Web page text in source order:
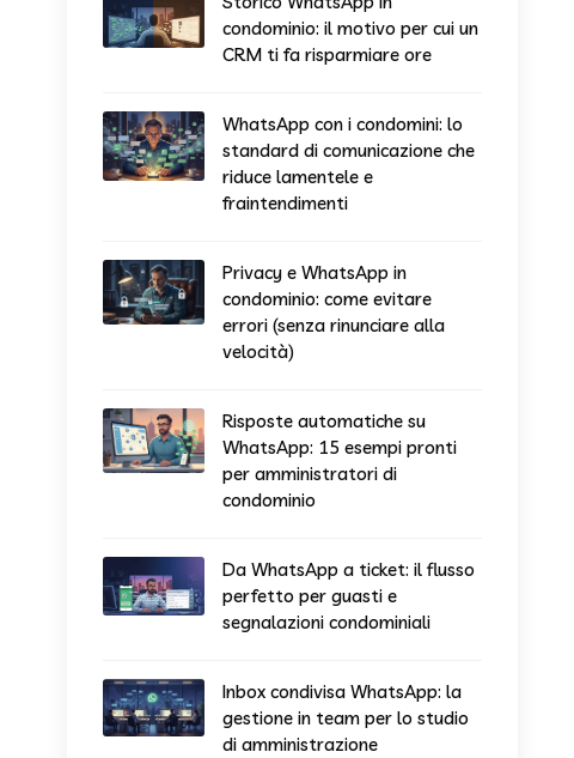
condominio: il motivo per cui un
CRM ti fa risparmiare ore
WhatsApp con i condomini: lo
standard di comunicazione che
riduce lamentele e
fraintendimenti
Privacy e WhatsApp in
condominio: come evitare
errori (senza rinunciare alla
velocità)
Risposte automatiche su
WhatsApp: 15 esempi pronti
per amministratori di
condominio
Da WhatsApp a ticket: il flusso
perfetto per guasti e
segnalazioni condominiali
Inbox condivisa WhatsApp: la
gestione in team per lo studio
di amministrazione